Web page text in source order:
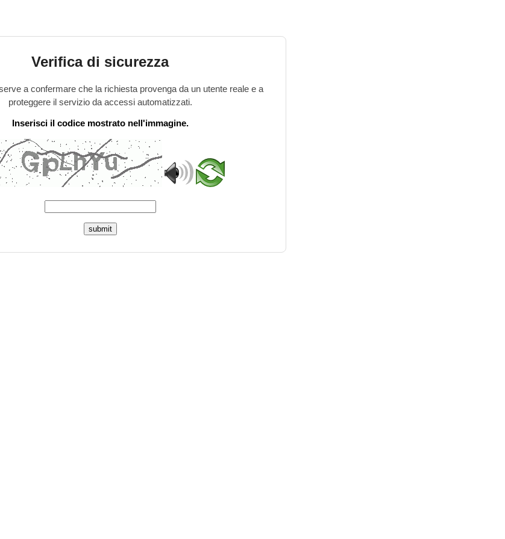
Verifica di sicurezza
a confermare che la richiesta provenga da un utente reale e a
proteggere il servizio da accessi automatizzati.
Inserisci il codice mostrato nell'immagine.
submit